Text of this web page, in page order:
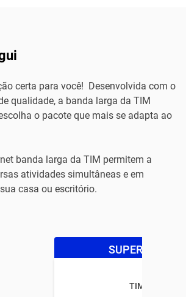
certa para você! Desenvolvida com o
qualidade, a banda larga da TIM
o pacote que mais se adapta ao
banda larga da TIM permitem a
atividades simultâneas e em
casa ou escritório.
SUPER OFERTA
TIM LIVE